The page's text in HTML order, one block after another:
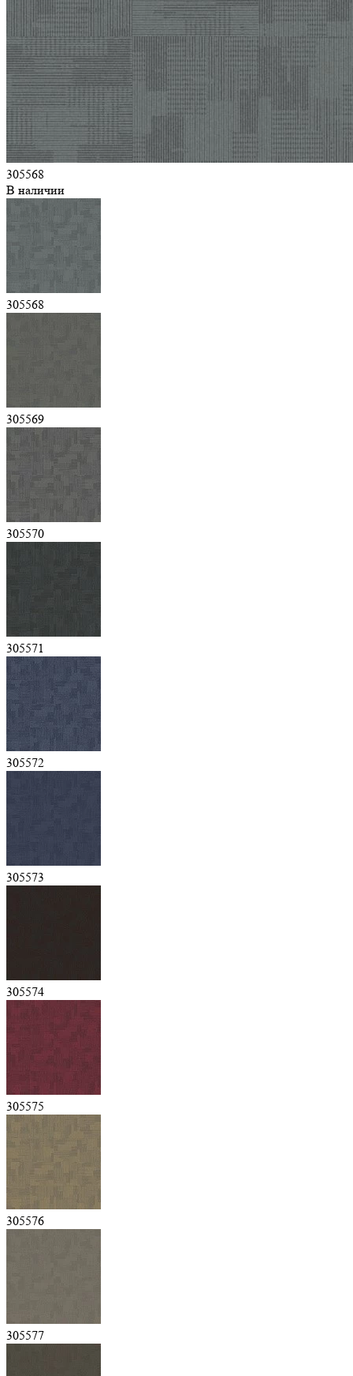
305568
В наличии
305568
305569
305570
305571
305572
305573
305574
305575
305576
305577